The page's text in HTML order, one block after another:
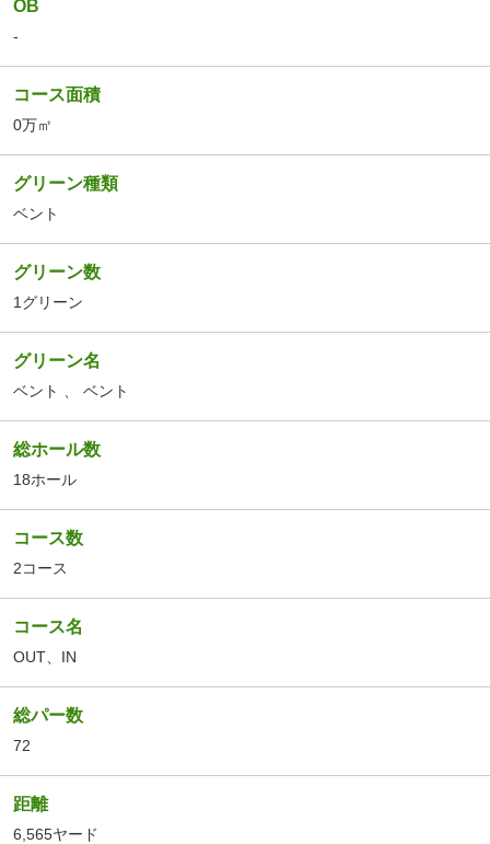
OB
-
コース面積
0万㎡
グリーン種類
ベント
グリーン数
1グリーン
グリーン名
ベント ベント
総ホール数
18ホール
コース数
2コース
コース名
OUT IN
総パー数
72
距離
6,565ヤード